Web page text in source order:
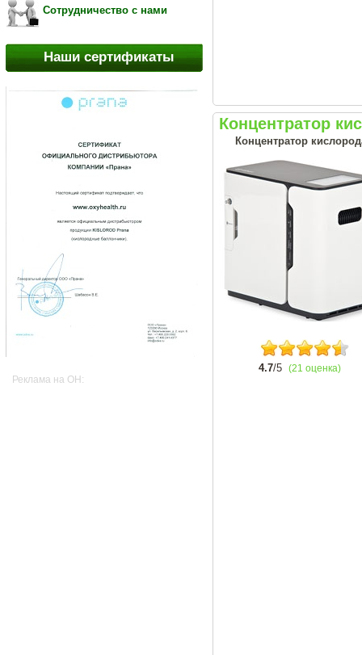
Сотрудничество с нами
Наши сертификаты
Реклама на OH:
Концентратор
Концентратор
4.7/5 (21 оценка)